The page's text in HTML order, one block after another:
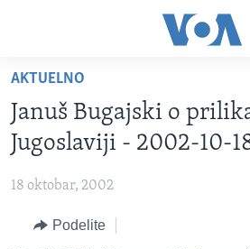
glavni
sadržaj
Idi
na
glavnu
RUBRIKE
BALKAN
GLOBALNE TEME
TV PROGRAM
OTVORENI STUDIO
IZ AMERIKE
AKTUELNO
Januš Bugajski o
Jugoslaviji - 2002-10-
18 oktobar, 2002
Podelite